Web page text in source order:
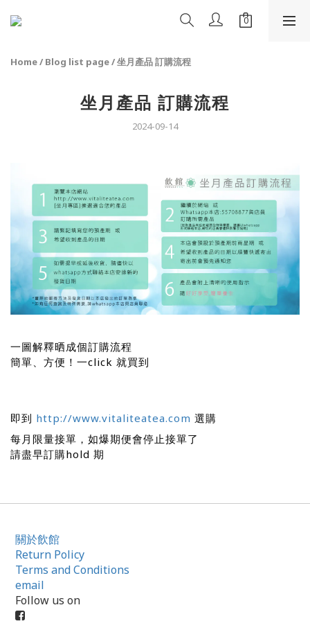
Home/ Blog list page/坐月產品 訂購流程
坐月產品 訂購流程
2024-09-14
一圖解釋晒成個訂購流程
簡單、方便！一click 就買到
即到 http://www.vitaliteatea.com 選購
每月限量接單，如爆期便會停止接單了
請盡早訂購hold 期
關於飲館
Return Policy
Terms and Conditions
email
Follow us on